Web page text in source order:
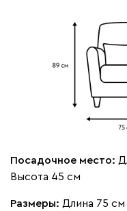
Посадочное место:
Высота 45 см
Размеры: Длина 75 см